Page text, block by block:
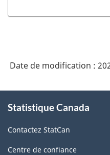
Date de modification :
propos
ce
site
Statistique Canada
Contactez StatCan
Centre de confiance